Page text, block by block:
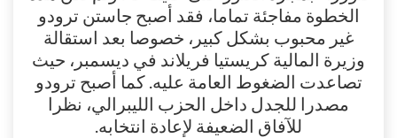
الخطوة مفاجئة تماما، فقد أصبح جاستن ترودو
غير محبوب بشكل كبير، خصوصا بعد استقالة
وزيرة المالية كريستيا فريلاند في ديسمبر، حيث
تصاعدت الضغوط العامة عليه. كما أصبح ترودو
مصدرا للجدل داخل الحزب الليبرالي، نظرا
للآفاق الضعيفة لإعادة انتخابه.